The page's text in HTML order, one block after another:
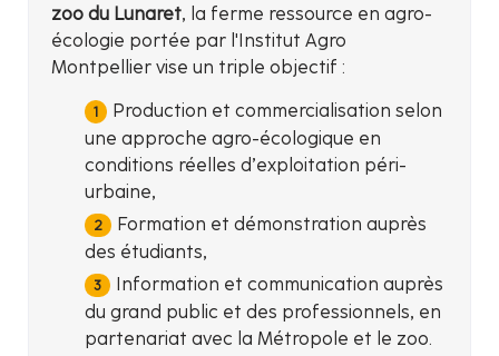
zoo du Lunaret, la ferme ressource en agro-
écologie portée par l'Institut Agro
Montpellier vise un triple objectif :
Production et commercialisation selon
une approche agro-écologique en
conditions réelles d’exploitation péri-
urbaine,
Formation et démonstration auprès
des étudiants,
Information et communication auprès
du grand public et des professionnels, en
partenariat avec la Métropole et le zoo.